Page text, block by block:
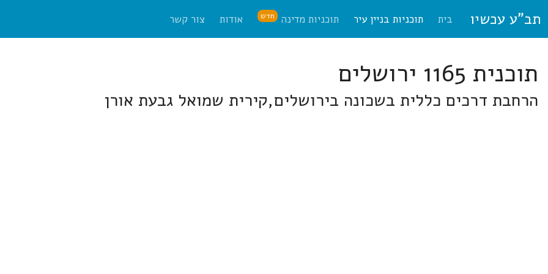
תב"ע עכשיו בית תוכניות בניין עיר תוכניות מדינה חדש אודות צור קשר
תוכנית 1165 ירושלים
הרחבת דרכים כללית בשכונה בירושלים,קירית שמואל גבעת אורן